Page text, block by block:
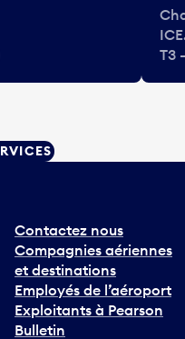
T3
Contactez nous
Compagnies aériennes
et destinations
Employés de l’aéroport
Exploitants à Pearson
Bulletin